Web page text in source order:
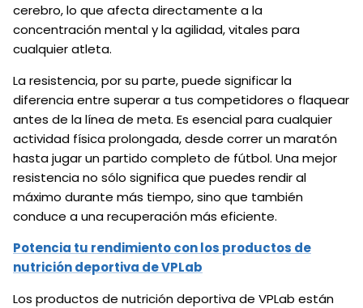
cerebro, lo que afecta directamente a la
concentración mental y la agilidad, vitales para
cualquier atleta.
La resistencia, por su parte, puede significar la
diferencia entre superar a tus competidores o flaquear
antes de la línea de meta. Es esencial para cualquier
actividad física prolongada, desde correr un maratón
hasta jugar un partido completo de fútbol. Una mejor
resistencia no sólo significa que puedes rendir al
máximo durante más tiempo, sino que también
conduce a una recuperación más eficiente.
Potencia tu rendimiento con los productos de
nutrición deportiva de VPLab
Los productos de nutrición deportiva de VPLab están